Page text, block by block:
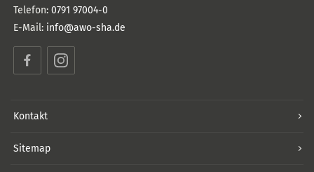
Telefon: 0791 97004-0
E-Mail: info@awo-sha.de
FacebookInstagram
Kontakt
Sitemap